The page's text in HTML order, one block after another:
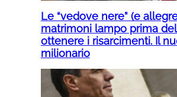
Le “vedove nere” (e
matrimoni lampo prima
ottenere i risarcimenti. Il
milionario